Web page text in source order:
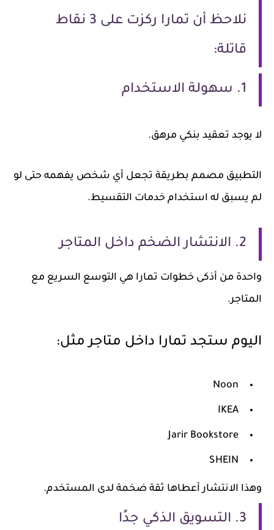
نلاحظ أن تمارا ركزت على 3 نقاط
قاتلة:
1. سهولة الاستخدام
لا يوجد تعقيد بنكي مرهق.
التطبيق مصمم بطريقة تجعل أي شخص يفهمه حتى لو
لم يسبق له استخدام خدمات التقسيط.
2. الانتشار الضخم داخل المتاجر
واحدة من أذكى خطوات تمارا هي التوسع السريع مع
المتاجر.
اليوم ستجد تمارا داخل متاجر مثل:
Noon
IKEA
Jarir Bookstore
SHEIN
وهذا الانتشار أعطاها ثقة ضخمة لدى المستخدم.
3. التسويق الذكي جدًا